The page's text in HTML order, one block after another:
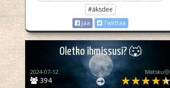
#äksdee
Jaa
Twiittaa
Oletko ihmissusi? 🐺
394
2024-07-12 Matsku😒